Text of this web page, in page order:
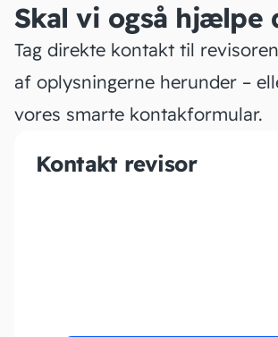
Skal vi også hjælpe
Tag direkte kontakt til
af oplysningerne herunder –
vores smarte kontakformular.
Kontakt revisor